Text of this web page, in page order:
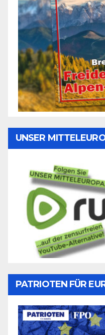
UNSER
PATRIOTEN FÜR